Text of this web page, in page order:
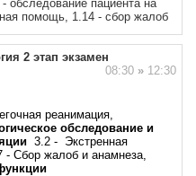
обследование пациента на
помощь, 1.14 - сбор жалоб
2 этап экзамен
08:30 »12:30
реанимация,
обследование и
3.2 - Экстренная
Сбор жалоб и анамнеза,